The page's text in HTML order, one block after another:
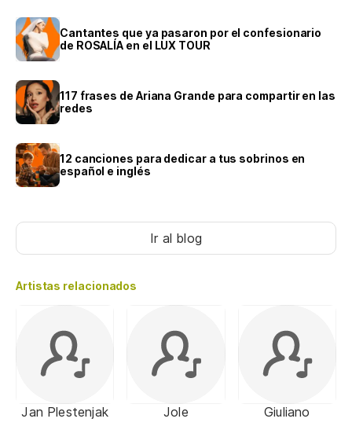
Cantantes que ya pasaron por el confesionario
de ROSALÍA en el LUX TOUR
117 frases de Ariana Grande para compartir en las
redes
12 canciones para dedicar a tus sobrinos en
español e inglés
Ir al blog
Artistas relacionados
Jan Plestenjak Jole Giuliano